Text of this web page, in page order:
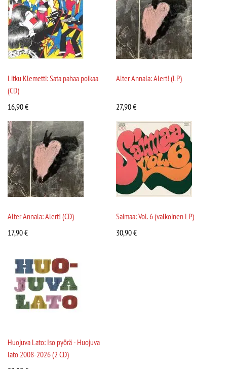
Litku Klemetti: Sata pahaa poikaa
(CD)
16,90€
Alter Annala: Alert! (LP)
27,90€
Alter Annala: Alert! (CD)
17,90€
Saimaa: Vol. 6 (valkoinen LP)
30,90€
Huojuva Lato: Iso pyörä - Huojuva
lato 2008-2026 (2 CD)